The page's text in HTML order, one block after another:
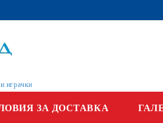
играчки
ЗА ДОСТАВКА